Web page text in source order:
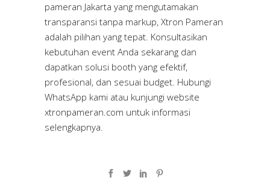
pameran Jakarta yang mengutamakan
transparansi tanpa markup, Xtron Pameran
adalah pilihan yang tepat. Konsultasikan
kebutuhan event Anda sekarang dan
dapatkan solusi booth yang efektif,
profesional, dan sesuai budget. Hubungi
WhatsApp kami atau kunjungi website
xtronpameran.com untuk informasi
selengkapnya.